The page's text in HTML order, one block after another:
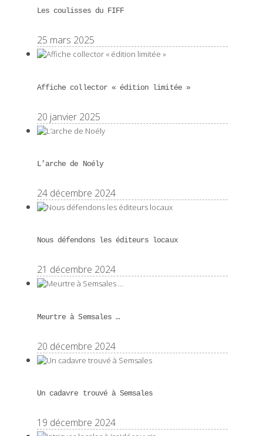
Les coulisses du FIFF
25 mars 2025
Affiche collector « édition limitée »
20 janvier 2025
L’arche de Noély
24 décembre 2024
Nous défendons les éditeurs locaux
21 décembre 2024
Meurtre à Semsales …
20 décembre 2024
Un cadavre trouvé à Semsales
19 décembre 2024